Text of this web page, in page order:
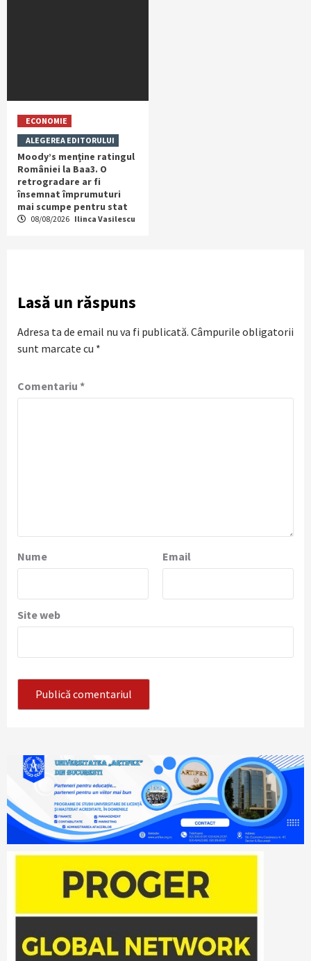
ECONOMIE
ALEGEREA EDITORULUI
Moody’s menține ratingul
României la Baa3. O
retrogradare ar fi
însemnat împrumuturi
mai scumpe pentru stat
08/08/2026 Ilinca Vasilescu
Lasă un răspuns
Adresa ta de email nu va fi publicată. Câmpurile obligatorii
sunt marcate cu *
Comentariu *
Nume Email
Site web